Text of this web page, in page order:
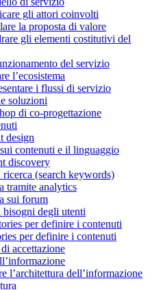
gli attori coinvolti
la proposta di valore
gli elementi costitutivi del
del servizio
l’ecosistema
i flussi di servizio
soluzioni
di co-progettazione
design
contenuti e il linguaggio
discovery
(search keywords)
tramite analytics
sui forum
degli utenti
per definire i contenuti
per definire i contenuti
accettazione
l’architettura dell’informazione